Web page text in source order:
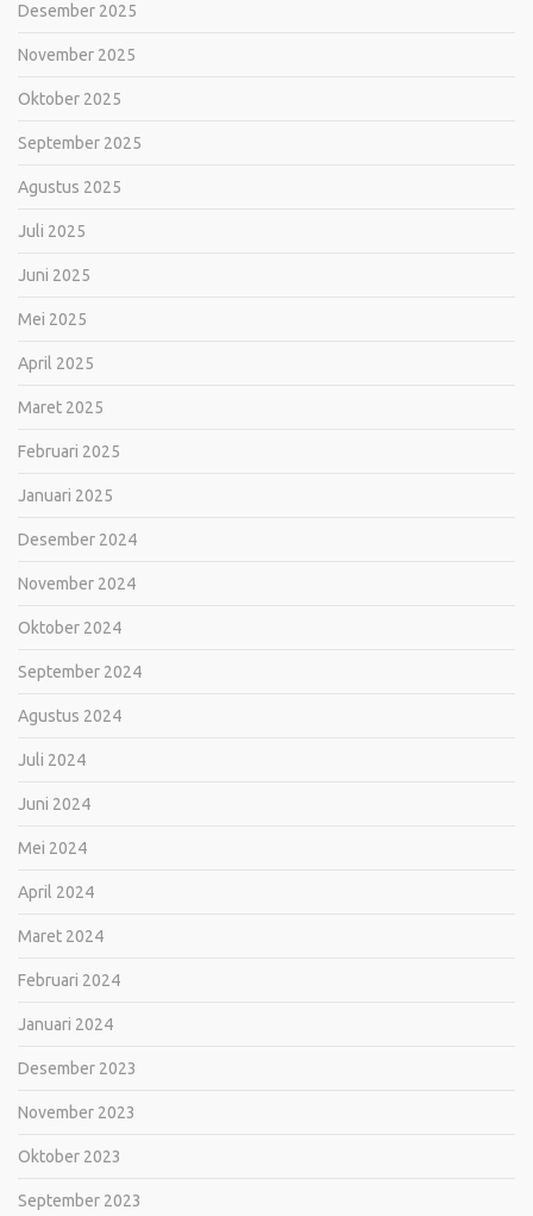
Desember 2025
November 2025
Oktober 2025
September 2025
Agustus 2025
Juli 2025
Juni 2025
Mei 2025
April 2025
Maret 2025
Februari 2025
Januari 2025
Desember 2024
November 2024
Oktober 2024
September 2024
Agustus 2024
Juli 2024
Juni 2024
Mei 2024
April 2024
Maret 2024
Februari 2024
Januari 2024
Desember 2023
November 2023
Oktober 2023
September 2023